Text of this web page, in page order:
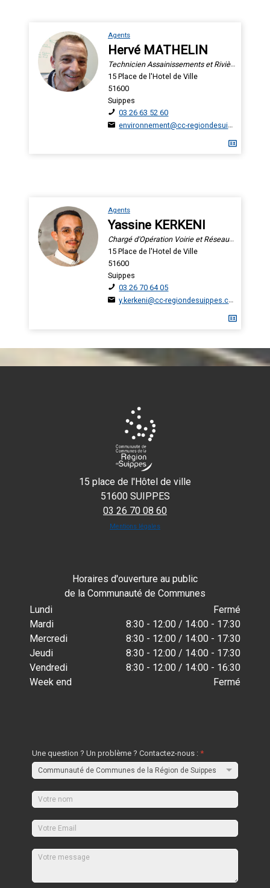
Agents
Hervé MATHELIN
Technicien Assainissements et Rivières
15 Place de l'Hotel de Ville
51600
Suippes
03 26 63 52 60
environnement@cc-regiondesuippes.com
Agents
Yassine KERKENI
Chargé d'Opération Voirie et Réseaux Divers
15 Place de l'Hotel de Ville
51600
Suippes
03 26 70 64 05
y.kerkeni@cc-regiondesuippes.com
15 place de l'Hôtel de ville
51600 SUIPPES
03 26 70 08 60
Mentions légales
Horaires d'ouverture au public
de la Communauté de Communes
Lundi
Fermé
Mardi
8:30 - 12:00 / 14:00 - 17:30
Mercredi
8:30 - 12:00 / 14:00 - 17:30
Jeudi
8:30 - 12:00 / 14:00 - 17:30
Vendredi
8:30 - 12:00 / 14:00 - 16:30
Week end
Fermé
Une question ? Un problème ? Contactez-nous :*